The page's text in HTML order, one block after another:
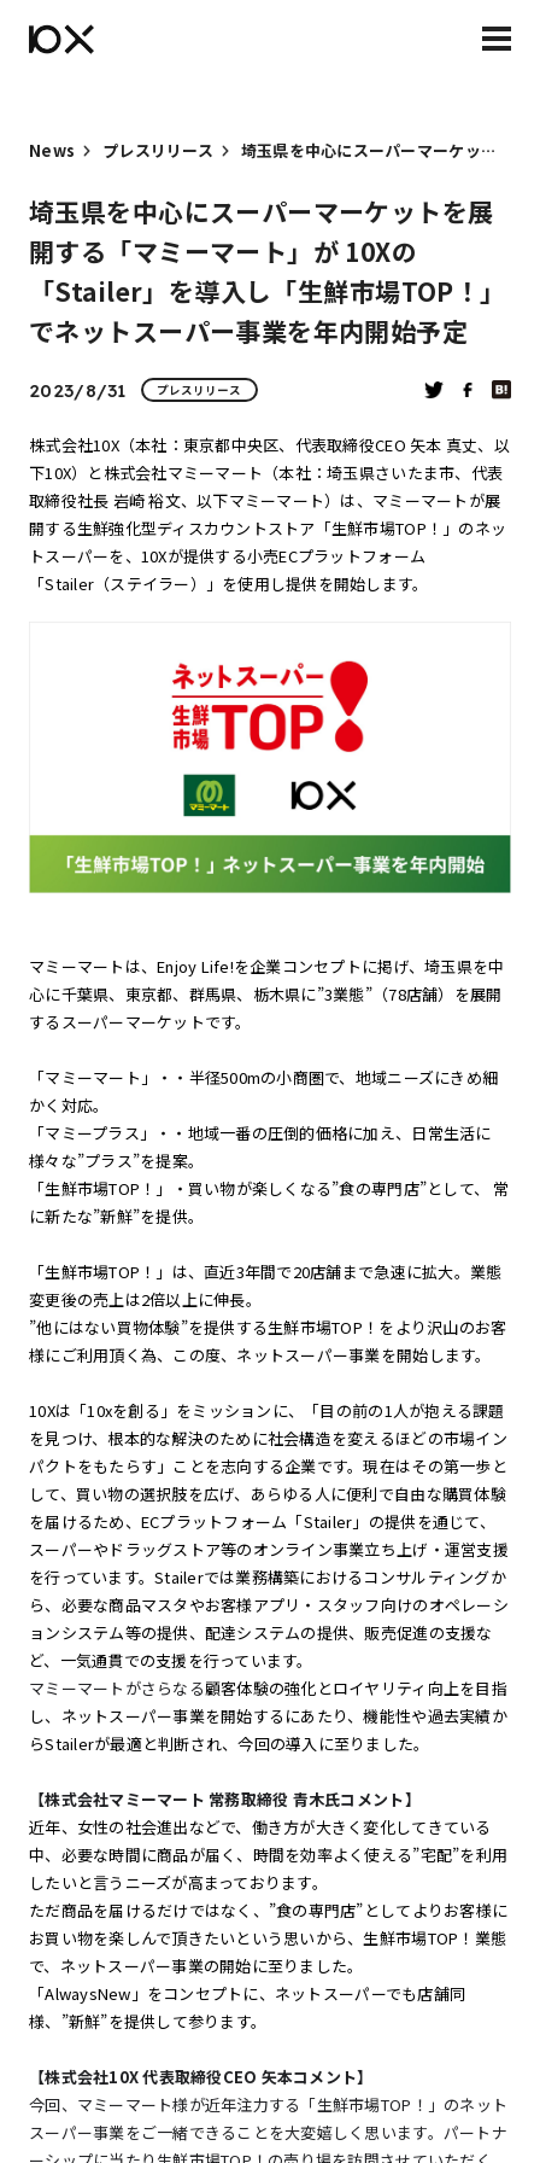
News プレスリリース 埼玉県を中心にスーパーマーケットを展開する「マミーマート」が 10Xの「Stailer」を導入し「生鮮市場TOP！」でネットスーパー事業を年内開始予定
埼玉県を中心にスーパーマーケットを展
開する「マミーマート」が 10Xの
「Stailer」を導入し「生鮮市場TOP！」
でネットスーパー事業を年内開始予定
2023/8/31 プレスリリース
株式会社10X（本社：東京都中央区、代表取締役CEO 矢本 真丈、以
下10X）と株式会社マミーマート（本社：埼玉県さいたま市、代表
取締役社長 岩崎 裕文、以下マミーマート）は、マミーマートが展
開する生鮮強化型ディスカウントストア「生鮮市場TOP！」のネッ
トスーパーを、10Xが提供する小売ECプラットフォーム
「Stailer（ステイラー）」を使用し提供を開始します。
マミーマートは、Enjoy Life!を企業コンセプトに掲げ、埼玉県を中
心に千葉県、東京都、群馬県、栃木県に”3業態”（78店舗）を展開
するスーパーマーケットです。
「マミーマート」・・半径500mの小商圏で、地域ニーズにきめ細
かく対応。
「マミープラス」・・地域一番の圧倒的価格に加え、日常生活に
様々な”プラス”を提案。
「生鮮市場TOP！」・買い物が楽しくなる”食の専門店”として、 常
に新たな”新鮮”を提供。
「生鮮市場TOP！」は、直近3年間で20店舗まで急速に拡大。業態
変更後の売上は2倍以上に伸長。
”他にはない買物体験”を提供する生鮮市場TOP！をより沢山のお客
様にご利用頂く為、この度、ネットスーパー事業を開始します。
10Xは「10xを創る」をミッションに、「目の前の1人が抱える課題
を見つけ、根本的な解決のために社会構造を変えるほどの市場イン
パクトをもたらす」ことを志向する企業です。現在はその第一歩と
して、買い物の選択肢を広げ、あらゆる人に便利で自由な購買体験
を届けるため、ECプラットフォーム「Stailer」の提供を通じて、
スーパーやドラッグストア等のオンライン事業立ち上げ・運営支援
を行っています。Stailerでは業務構築におけるコンサルティングか
ら、必要な商品マスタやお客様アプリ・スタッフ向けのオペレーシ
ョンシステム等の提供、配達システムの提供、販売促進の支援な
ど、一気通貫での支援を行っています。
マミーマートがさらなる顧客体験の強化とロイヤリティ向上を目指
し、ネットスーパー事業を開始するにあたり、機能性や過去実績か
らStailerが最適と判断され、今回の導入に至りました。
【株式会社マミーマート 常務取締役 青木氏コメント】
近年、女性の社会進出などで、働き方が大きく変化してきている
中、必要な時間に商品が届く、時間を効率よく使える”宅配”を利用
したいと言うニーズが高まっております。
ただ商品を届けるだけではなく、”食の専門店”としてよりお客様に
お買い物を楽しんで頂きたいという思いから、生鮮市場TOP！業態
で、ネットスーパー事業の開始に至りました。
「AlwaysNew」をコンセプトに、ネットスーパーでも店舗同
様、”新鮮”を提供して参ります。
【株式会社10X 代表取締役CEO 矢本コメント】
今回、マミーマート様が近年注力する「生鮮市場TOP！」のネット
スーパー事業をご一緒できることを大変嬉しく思います。パートナ